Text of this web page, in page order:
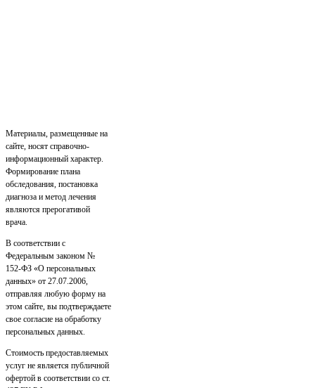
Материалы, размещенные на
сайте, носят справочно-
информационный характер.
Формирование плана
обследования, постановка
диагноза и метод лечения
являются прерогативой
врача.
В соответствии с
Федеральным законом №
152-ФЗ «О персональных
данных» от 27.07.2006,
отправляя любую форму на
этом сайте, вы подтверждаете
свое согласие на обработку
персональных данных.
Стоимость предоставляемых
услуг не является публичной
офертой в соответствии со ст.